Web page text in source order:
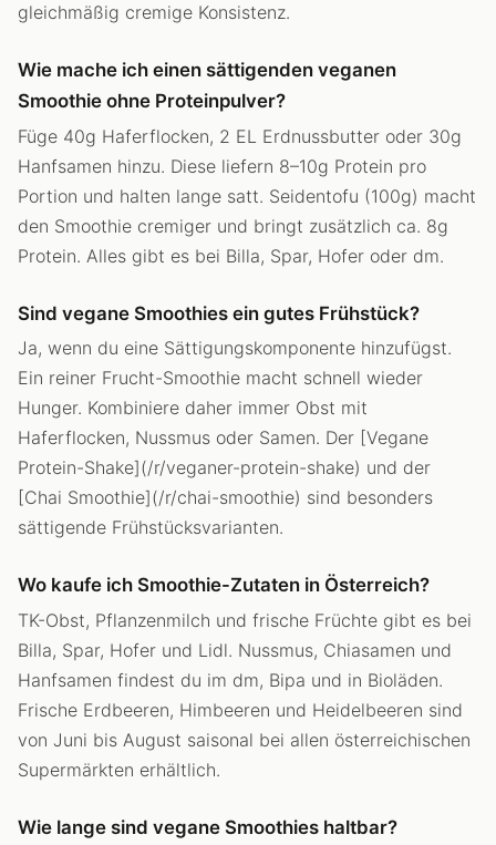
gleichmäßig cremige Konsistenz.
Wie mache ich einen sättigenden veganen
Smoothie ohne Proteinpulver?
Füge 40g Haferflocken, 2 EL Erdnussbutter oder 30g
Hanfsamen hinzu. Diese liefern 8–10g Protein pro
Portion und halten lange satt. Seidentofu (100g) macht
den Smoothie cremiger und bringt zusätzlich ca. 8g
Protein. Alles gibt es bei Billa, Spar, Hofer oder dm.
Sind vegane Smoothies ein gutes Frühstück?
Ja, wenn du eine Sättigungskomponente hinzufügst.
Ein reiner Frucht-Smoothie macht schnell wieder
Hunger. Kombiniere daher immer Obst mit
Haferflocken, Nussmus oder Samen. Der [Vegane
Protein-Shake](/r/veganer-protein-shake) und der
[Chai Smoothie](/r/chai-smoothie) sind besonders
sättigende Frühstücksvarianten.
Wo kaufe ich Smoothie-Zutaten in Österreich?
TK-Obst, Pflanzenmilch und frische Früchte gibt es bei
Billa, Spar, Hofer und Lidl. Nussmus, Chiasamen und
Hanfsamen findest du im dm, Bipa und in Bioläden.
Frische Erdbeeren, Himbeeren und Heidelbeeren sind
von Juni bis August saisonal bei allen österreichischen
Supermärkten erhältlich.
Wie lange sind vegane Smoothies haltbar?